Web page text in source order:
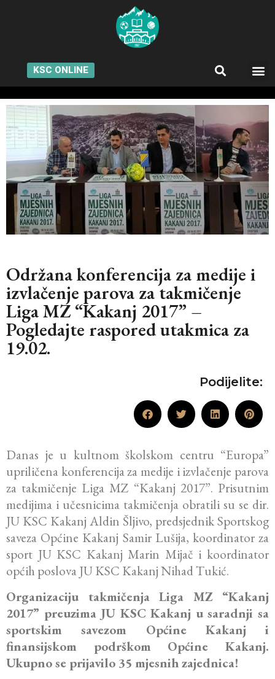
KSC ONLINE
Održana konferencija za medije i
izvlačenje parova za takmičenje
Liga MZ “Kakanj 2017” –
Pogledajte raspored utakmica za
19.02.
Podijelite:
Danas je u kultnom školskom centru “Europa”
upriličena konferencija za medije i izvlačenje parova
za takmičenje Liga MZ “Kakanj 2017”. Prisutnim
medijima i učesnicima takmičenja obratili su se dir.
JU KSC Kakanj Aldin Šljivo, predsjednik Sportskog
saveza Općine Kakanj Samir Lušija, koordinator za
sport JU KSC Kakanj Marin Mijač i koordinator
općih poslova JU KSC Kakanj Nihad Tukić.
Organizaciju takmičenja Liga MZ “Kakanj
2017” preuzima JU KSC Kakanj u saradnji sa
sportskim savezom Općine Kakanj i
finansijskom podrškom Općine Kakanj.
Ukupno se prijavilo 35 mjesnih zajednica!